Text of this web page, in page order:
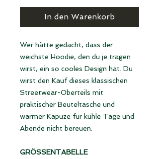
In den Warenkorb
Wer hätte gedacht, dass der
weichste Hoodie, den du je tragen
wirst, ein so cooles Design hat. Du
wirst den Kauf dieses klassischen
Streetwear-Oberteils mit
praktischer Beuteltasche und
warmer Kapuze für kühle Tage und
Abende nicht bereuen.
GRÖSSENTABELLE